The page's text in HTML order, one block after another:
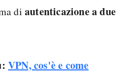
di autenticazione a due
VPN, cos'è e come